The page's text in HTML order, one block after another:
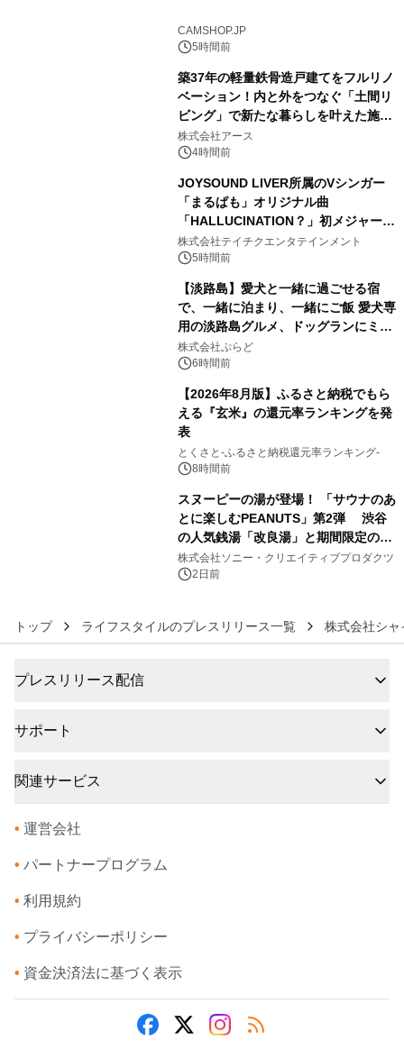
CAMSHOP.JP
5時間前
築37年の軽量鉄骨造戸建てをフルリノ
ベーション！内と外をつなぐ「土間リ
ビング」で新たな暮らしを叶えた施工
事例を株式会社アースが公開
株式会社アース
4時間前
JOYSOUND LIVER所属のVシンガー
「まるぱも」オリジナル曲
「HALLUCINATION？」初メジャー配
信リリース決定！
株式会社テイチクエンタテインメント
5時間前
【淡路島】愛犬と一緒に過ごせる宿
で、一緒に泊まり、一緒にご飯 愛犬専
用の淡路島グルメ、ドッグランにミニ
プール グランピングとトレーラーハウ
スの2施設で
株式会社ぷらど
6時間前
【2026年8月版】ふるさと納税でもら
える『玄米』の還元率ランキングを発
表
とくさと-ふるさと納税還元率ランキング-
8時間前
スヌーピーの湯が登場！ 「サウナのあ
とに楽しむPEANUTS」第2弾 渋谷
の人気銭湯「改良湯」と期間限定のコ
ラボレーション サウナイキタイコラ
ボグッズも発売決定！
株式会社ソニー・クリエイティブプロダクツ
2日前
トップ ライフスタイルのプレスリリース一覧 株式会社シャ
プレスリリース配信
サポート
関連サービス
• 運営会社
• パートナープログラム
• 利用規約
• プライバシーポリシー
• 資金決済法に基づく表示